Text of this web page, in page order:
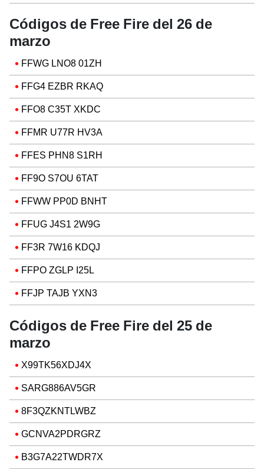
Códigos de Free Fire del 26 de
marzo
FFWG LNO8 01ZH
FFG4 EZBR RKAQ
FFO8 C35T XKDC
FFMR U77R HV3A
FFES PHN8 S1RH
FF9O S7OU 6TAT
FFWW PP0D BNHT
FFUG J4S1 2W9G
FF3R 7W16 KDQJ
FFPO ZGLP I25L
FFJP TAJB YXN3
Códigos de Free Fire del 25 de
marzo
X99TK56XDJ4X
SARG886AV5GR
8F3QZKNTLWBZ
GCNVA2PDRGRZ
B3G7A22TWDR7X